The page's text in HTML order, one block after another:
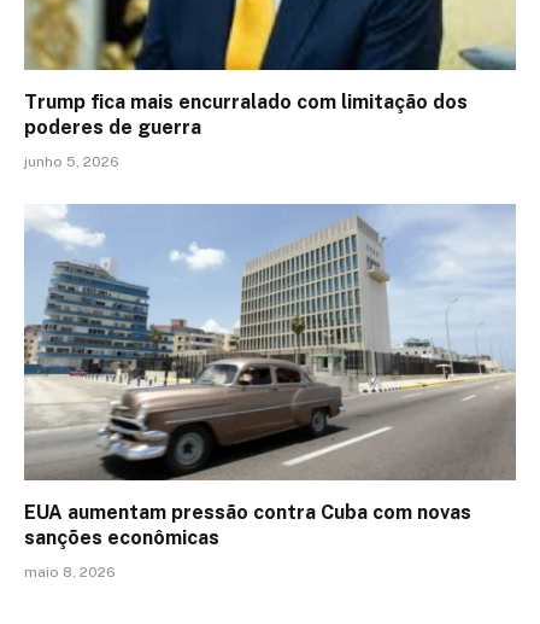
Trump fica mais encurralado com limitação dos
poderes de guerra
junho 5, 2026
EUA aumentam pressão contra Cuba com novas
sanções econômicas
maio 8, 2026